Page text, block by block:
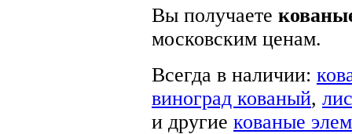
Вы получаете
московским ценам.
Всегда в наличии:
виноград кованый,
и другие кованые